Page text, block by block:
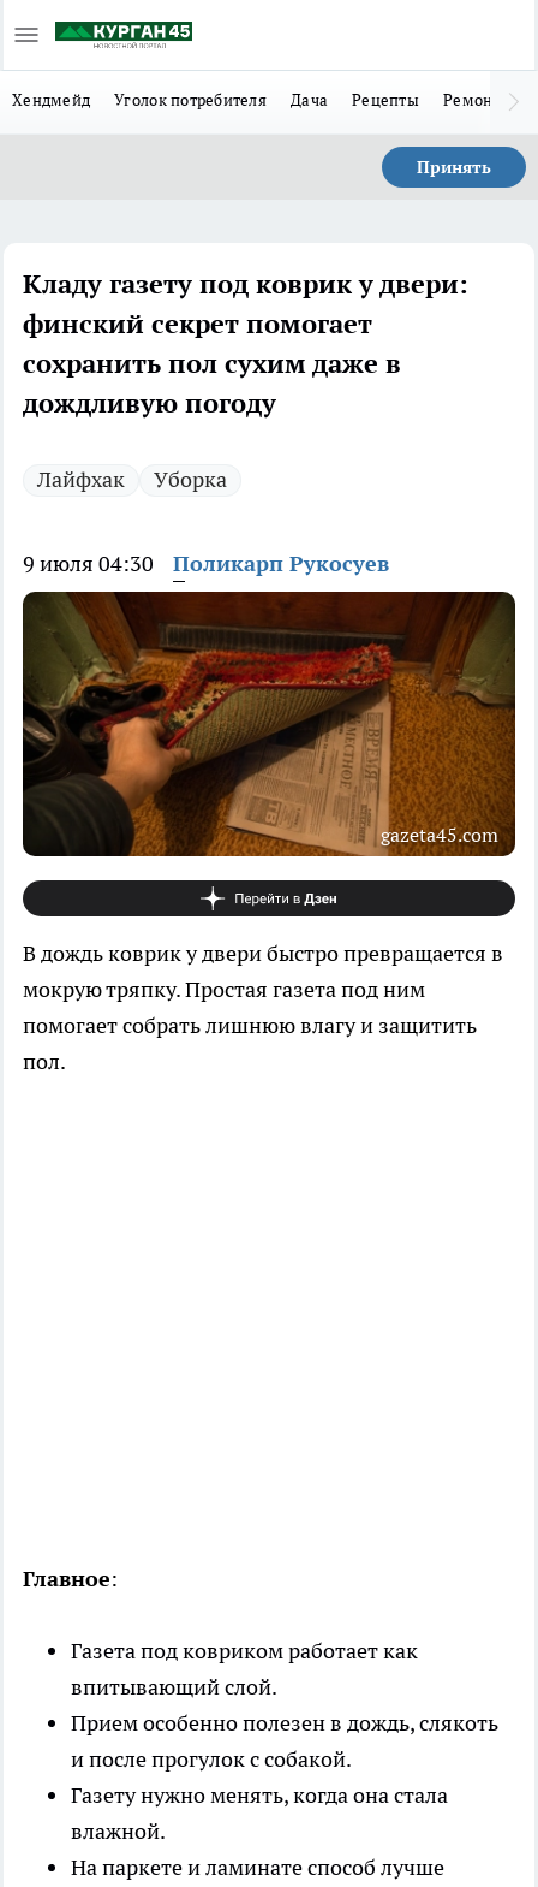
Хендмейд Уголок потребителя Дача Рецепты Ремонт
Принять
Кладу газету под коврик у двери:
финский секрет помогает
сохранить пол сухим даже в
дождливую погоду
Лайфхак Уборка
9 июля 04:30 Поликарп Рукосуев
gazeta45.com
В дождь коврик у двери быстро превращается в
мокрую тряпку. Простая газета под ним
помогает собрать лишнюю влагу и защитить
пол.
Главное:
Газета под ковриком работает как
впитывающий слой.
Прием особенно полезен в дождь, слякоть
и после прогулок с собакой.
Газету нужно менять, когда она стала
влажной.
На паркете и ламинате способ лучше